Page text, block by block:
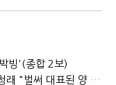
빙'(종합 2보)
김민석 "TK 유세에 도움되는 당대표"…정청래 "벌써 대표된 양 당직 배분"